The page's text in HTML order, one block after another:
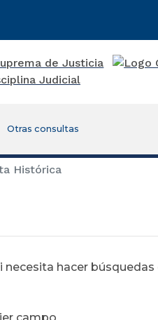
Otras consultas
Histórica
hacer